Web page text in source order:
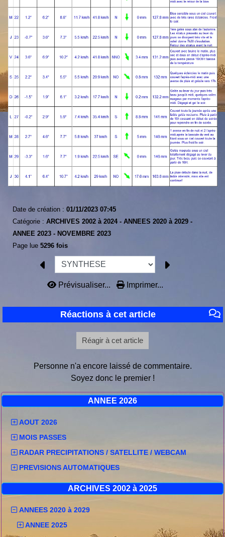
ANNEE 2026
AOUT 2026
MOIS PASSES
RADAR PRECIPITATIONS / SATELLITE / WEBCAM
PREVISIONS AUTOMATIQUES
ARCHIVES 2002 à 2025
ANNEES 2020 à 2029
ANNEE 2025
Date de création : 01/11/2023 07:45
Catégorie : ARCHIVES 2002 à 2024 - ANNEES 2020 à 2029 -
ANNEE 2023 - NOVEMBRE 2023
Page lue 5296 fois
Prévisualiser... Imprimer...
Réactions à cet article
Réagir à cet article
Personne n'a encore laissé de commentaire.
Soyez donc le premier !